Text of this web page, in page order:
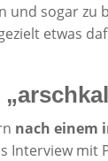
und sogar zu
etwas
nach einem
Interview mit